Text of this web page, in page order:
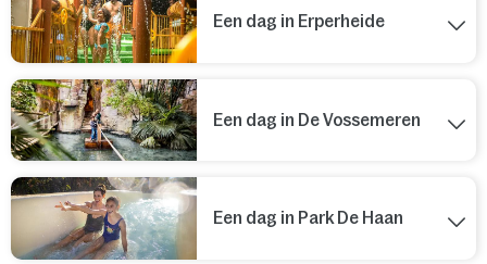
Een dag in Erperheide
Een dag in De Vossemeren
Een dag in Park De Haan